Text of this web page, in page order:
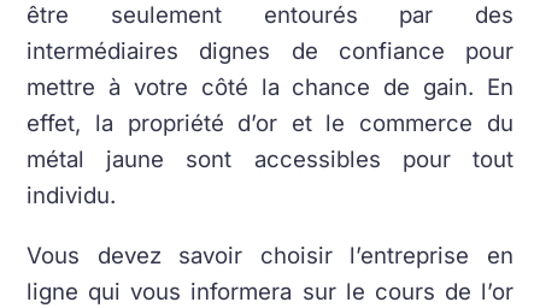
être seulement entourés par des
intermédiaires dignes de confiance pour
mettre à votre côté la chance de gain. En
effet, la propriété d’or et le commerce du
métal jaune sont accessibles pour tout
individu.
Vous devez savoir choisir l’entreprise en
ligne qui vous informera sur le cours de l’or